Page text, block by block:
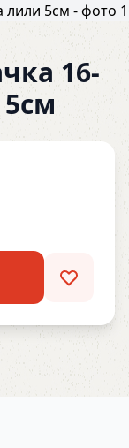
16-